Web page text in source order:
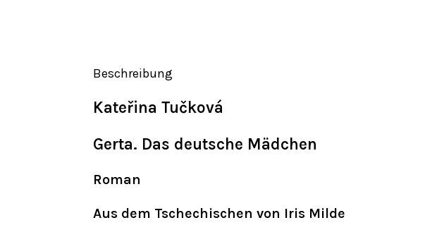
Beschreibung
Kateřina Tučková
Gerta. Das deutsche Mädchen
Roman
Aus dem Tschechischen von Iris Milde